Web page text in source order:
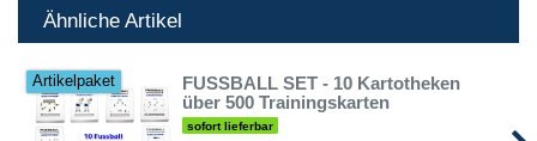
Ähnliche Artikel
Artikelpaket
FUSSBALL SET - 10 Kartotheken
über 500 Trainingskarten
sofort lieferbar